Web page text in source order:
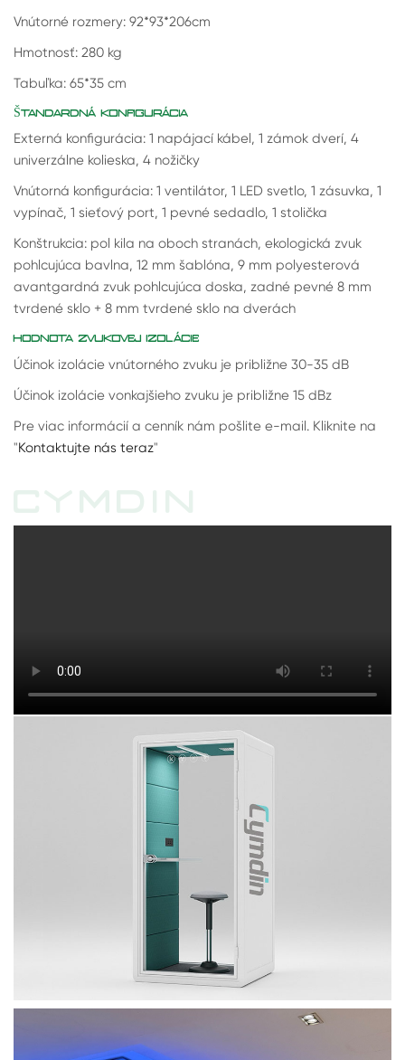
Vnútorné rozmery: 92*93*206cm
Hmotnosť: 280 kg
Tabuľka: 65*35 cm
ŠTANDARDNÁ KONFIGURÁCIA
Externá konfigurácia: 1 napájací kábel, 1 zámok dverí, 4
univerzálne kolieska, 4 nožičky
Vnútorná konfigurácia: 1 ventilátor, 1 LED svetlo, 1 zásuvka, 1
vypínač, 1 sieťový port, 1 pevné sedadlo, 1 stolička
Konštrukcia: pol kila na oboch stranách, ekologická zvuk
pohlcujúca bavlna, 12 mm šablóna, 9 mm polyesterová
avantgardná zvuk pohlcujúca doska, zadné pevné 8 mm
tvrdené sklo + 8 mm tvrdené sklo na dverách
HODNOTA ZVUKOVEJ IZOLÁCIE
Účinok izolácie vnútorného zvuku je približne 30-35 dB
Účinok izolácie vonkajšieho zvuku je približne 15 dBz
Pre viac informácií a cenník nám pošlite e-mail. Kliknite na
"Kontaktujte nás teraz"
CYMDIN